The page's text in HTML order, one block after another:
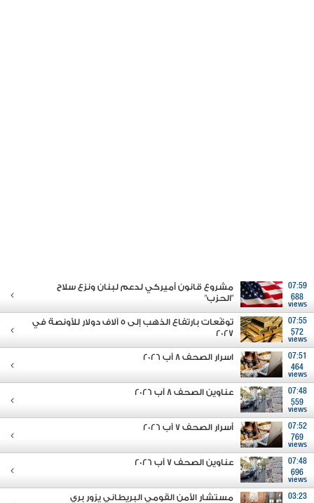
07:59
688
views
مشروع قانون أميركي لدعم لبنان ونزع سلاح
"الحزب"
07:55
572
views
توقّعات بارتفاع الذهب إلى 5 آلاف دولار للأونصة في
2027
07:51
464
views
اسرار الصحف 8 آب 2026
07:48
559
views
عناوين الصحف 8 آب 2026
07:52
769
views
أسرار الصحف 7 آب 2026
07:48
696
views
عناوين الصحف 7 آب 2026
03:23
مستشار الأمن القومي البريطاني يزور بري